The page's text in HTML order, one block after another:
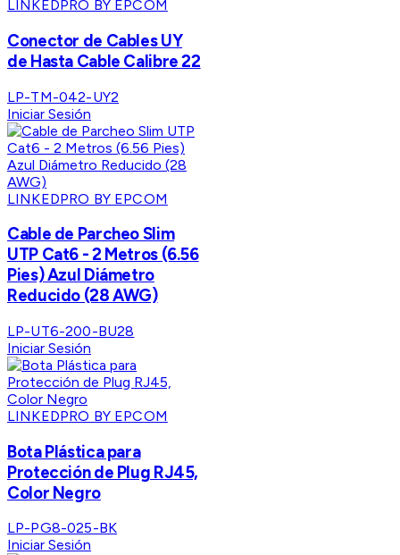
LINKEDPRO BY EPCOM
Conector de Cables UY
de Hasta Cable Calibre 22
LP-TM-042-UY2
Iniciar Sesión
LINKEDPRO BY EPCOM
Cable de Parcheo Slim
UTP Cat6 - 2 Metros (6.56
Pies) Azul Diámetro
Reducido (28 AWG)
LP-UT6-200-BU28
Iniciar Sesión
LINKEDPRO BY EPCOM
Bota Plástica para
Protección de Plug RJ45,
Color Negro
LP-PG8-025-BK
Iniciar Sesión